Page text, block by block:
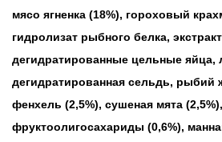
мясо ягненка (18%), гороховый
гидролизат рыбного белка,
дегидратированные цельные яйца,
дегидратированная сельдь, рыбий
фенхель (2,5%), сушеная мята
фруктоолигосахариды (0,6%),